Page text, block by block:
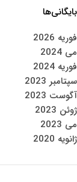
بایگانی‌ها
فوریه 2026
می 2024
فوریه 2024
سپتامبر 2023
آگوست 2023
ژوئن 2023
می 2023
ژانویه 2020